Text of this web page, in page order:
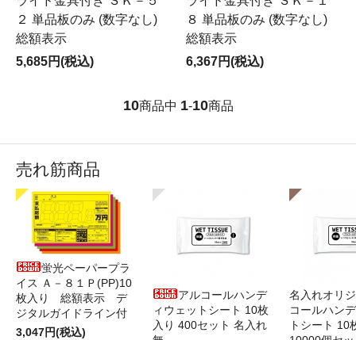
２ 単品板のみ (数字なし)
総額表示
5,685円(税込)
８ 単品板のみ (数字なし)
総額表示
6,367円(税込)
10商品中 1-10商品
売れ筋商品
蛍光ペーパープラ
イス Ａ－８１Ｐ(PP)10
枚入り 総額表示 デ
ジタルガイドライン付
3,047円(税込)
アルコールハンデ
ィウェットシート 10枚
入り 400セット 名入れ
名入れオリ
コールハン
トシート 10